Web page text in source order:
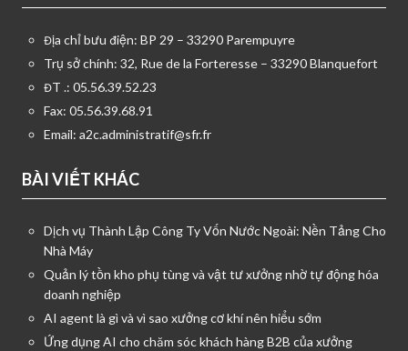
Địa chỉ bưu điện: BP 29 – 33290 Parempuyre
Trụ sở chính: 32, Rue de la Forteresse – 33290 Blanquefort
ĐT .: 05.56.39.52.23
Fax: 05.56.39.68.91
Email: a2c.administratif@sfr.fr
BÀI VIẾT KHÁC
Dịch vụ Thành Lập Công Ty Vốn Nước Ngoài: Nền Tảng Cho
Nhà Máy
Quản lý tồn kho phụ tùng và vật tư xưởng nhờ tự động hóa
doanh nghiệp
AI agent là gì và vì sao xưởng cơ khí nên hiểu sớm
Ứng dụng AI cho chăm sóc khách hàng B2B của xưởng